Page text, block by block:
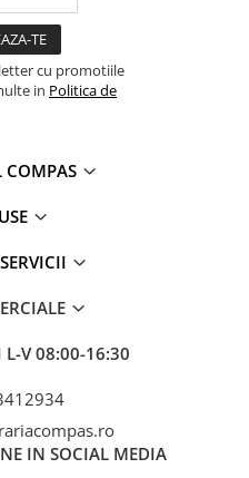
cu promotiile
in Politica de
L-V 08:00-16:30
IN SOCIAL MEDIA